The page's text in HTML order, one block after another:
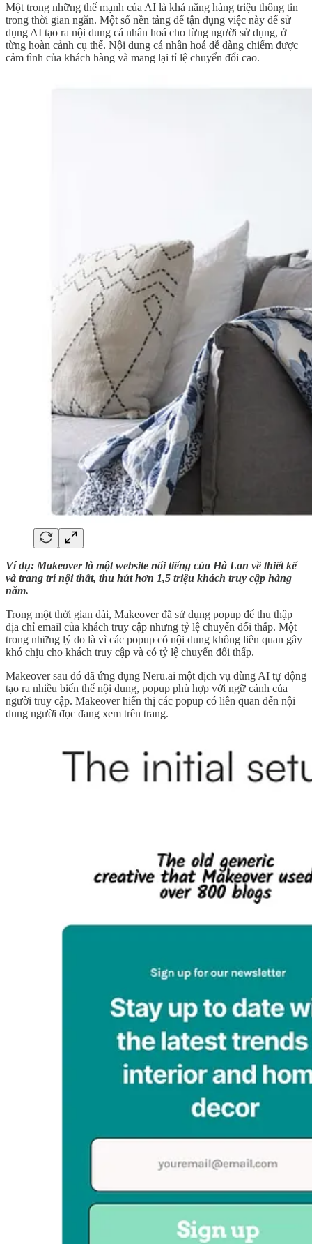
Một trong những thế mạnh của AI là khả năng hàng triệu thông tin
trong thời gian ngắn. Một số nền tảng để tận dụng việc này để sử
dụng AI tạo ra nội dung cá nhân hoá cho từng người sử dụng, ở
từng hoàn cảnh cụ thể. Nội dung cá nhân hoá dễ dàng chiếm được
cảm tình của khách hàng và mang lại tỉ lệ chuyển đổi cao.
Ví dụ: Makeover là một website nổi tiếng của Hà Lan về thiết kế
và trang trí nội thất, thu hút hơn 1,5 triệu khách truy cập hàng
năm.
Trong một thời gian dài, Makeover đã sử dụng popup để thu thập
địa chỉ email của khách truy cập nhưng tỷ lệ chuyển đổi thấp. Một
trong những lý do là vì các popup có nội dung không liên quan gây
khó chịu cho khách truy cập và có tỷ lệ chuyển đổi thấp.
Makeover sau đó đã ứng dụng Neru.ai một dịch vụ dùng AI tự động
tạo ra nhiều biến thể nội dung, popup phù hợp với ngữ cảnh của
người truy cập. Makeover hiển thị các popup có liên quan đến nội
dung người đọc đang xem trên trang.